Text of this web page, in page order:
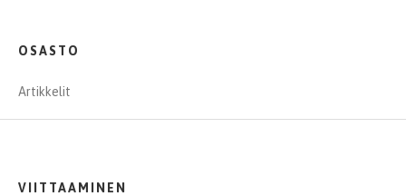
OSASTO
Artikkelit
VIITTAAMINEN